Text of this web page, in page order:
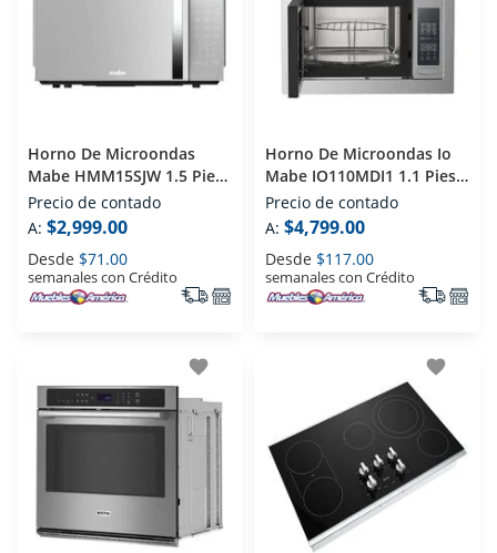
Horno De Microondas
Mabe HMM15SJW 1.5 Pies
Gris
Precio de contado
A: $2,999.00
Desde $71.00
semanales con Crédito
Horno De Microondas Io
Mabe IO110MDI1 1.1 Pies
Acero Inoxidable
Precio de contado
A: $4,799.00
Desde $117.00
semanales con Crédito
favorite favorite